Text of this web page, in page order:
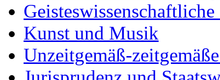
Kunst und Musik
Unzeitgemäß-